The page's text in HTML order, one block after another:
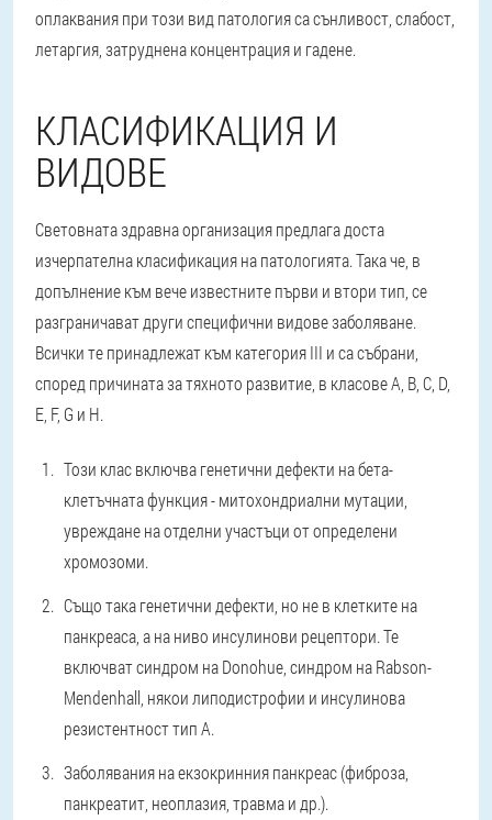
оплаквания при този вид патология са сънливост, слабост,
летаргия, затруднена концентрация и гадене.
КЛАСИФИКАЦИЯ И
ВИДОВЕ
Световната здравна организация предлага доста
изчерпателна класификация на патологията. Така че, в
допълнение към вече известните първи и втори тип, се
разграничават други специфични видове заболяване.
Всички те принадлежат към категория III и са събрани,
според причината за тяхното развитие, в класове A, B, C, D,
E, F, G и H.
Този клас включва генетични дефекти на бета-
клетъчната функция - митохондриални мутации,
увреждане на отделни участъци от определени
хромозоми.
Също така генетични дефекти, но не в клетките на
панкреаса, а на ниво инсулинови рецептори. Те
включват синдром на Donohue, синдром на Rabson-
Mendenhall, някои липодистрофии и инсулинова
резистентност тип А.
Заболявания на екзокринния панкреас (фиброза,
панкреатит, неоплазия, травма и др.).